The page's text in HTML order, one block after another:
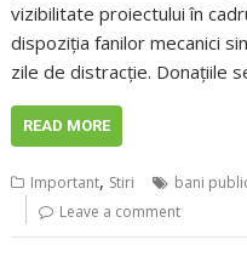
vizibilitate proiectului în
dispoziția fanilor mecanici
zile de distracție. Donațiile
READ MORE
Important, Stiri bani
Leave a comment